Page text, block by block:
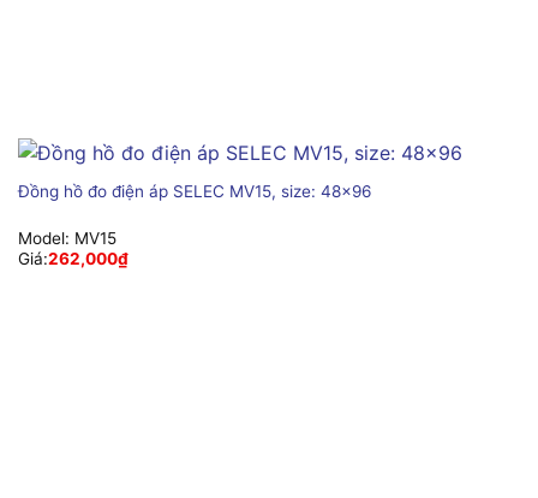
Đồng hồ đo điện áp SELEC MV15, size: 48×96
Model: MV15
Giá:262,000₫